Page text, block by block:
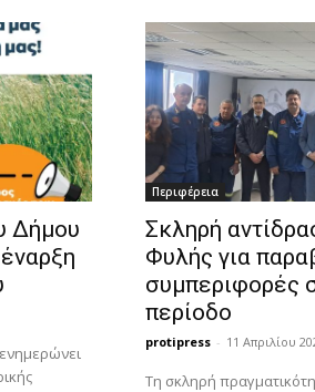
Δήμου
Περιφέρεια
Σκληρή
Φυλής για
συμπεριφορές
περίοδο
protipress - 11 Απριλίου
Τη σκληρή